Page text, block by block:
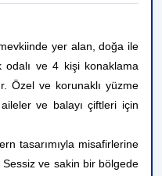
yer alan, doğa ile
ve 4 kişi konaklama
Özel ve korunaklı yüzme
ve balayı çiftleri için
tasarımıyla misafirlerine
ve sakin bir bölgede